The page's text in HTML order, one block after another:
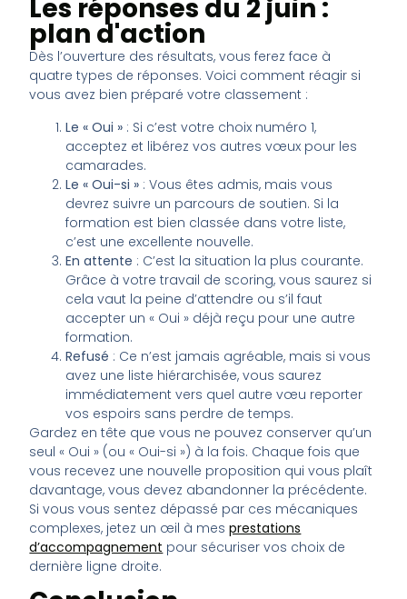
Les réponses du 2 juin :
plan d'action
Dès l’ouverture des résultats, vous ferez face à
quatre types de réponses. Voici comment réagir si
vous avez bien préparé votre classement :
Le « Oui » : Si c’est votre choix numéro 1,
acceptez et libérez vos autres vœux pour les
camarades.
Le « Oui-si » : Vous êtes admis, mais vous
devrez suivre un parcours de soutien. Si la
formation est bien classée dans votre liste,
c’est une excellente nouvelle.
En attente : C’est la situation la plus courante.
Grâce à votre travail de scoring, vous saurez si
cela vaut la peine d’attendre ou s’il faut
accepter un « Oui » déjà reçu pour une autre
formation.
Refusé : Ce n’est jamais agréable, mais si vous
avez une liste hiérarchisée, vous saurez
immédiatement vers quel autre vœu reporter
vos espoirs sans perdre de temps.
Gardez en tête que vous ne pouvez conserver qu’un
seul « Oui » (ou « Oui-si ») à la fois. Chaque fois que
vous recevez une nouvelle proposition qui vous plaît
davantage, vous devez abandonner la précédente.
Si vous vous sentez dépassé par ces mécaniques
complexes, jetez un œil à mesprestations
d’accompagnement pour sécuriser vos choix de
dernière ligne droite.